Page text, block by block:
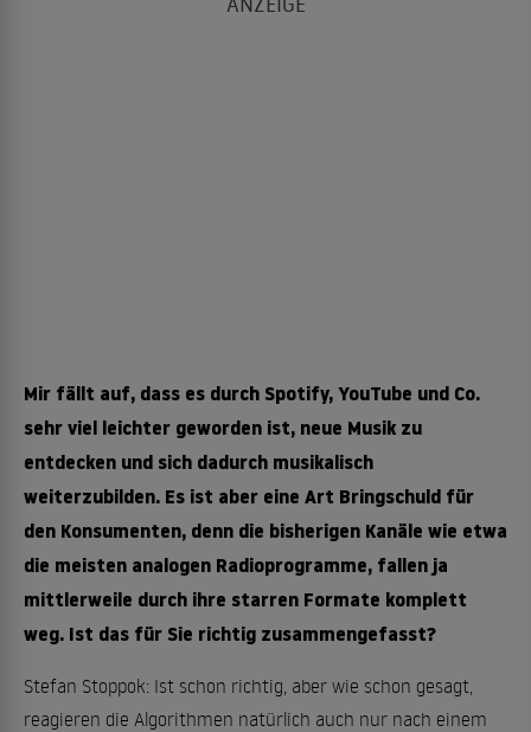
Mir fällt auf, dass es durch Spotify, YouTube und Co.
sehr viel leichter geworden ist, neue Musik zu
entdecken und sich dadurch musikalisch
weiterzubilden. Es ist aber eine Art Bringschuld für
den Konsumenten, denn die bisherigen Kanäle wie etwa
die meisten analogen Radioprogramme, fallen ja
mittlerweile durch ihre starren Formate komplett
weg. Ist das für Sie richtig zusammengefasst?
Stefan Stoppok: Ist schon richtig, aber wie schon gesagt,
reagieren die Algorithmen natürlich auch nur nach einem